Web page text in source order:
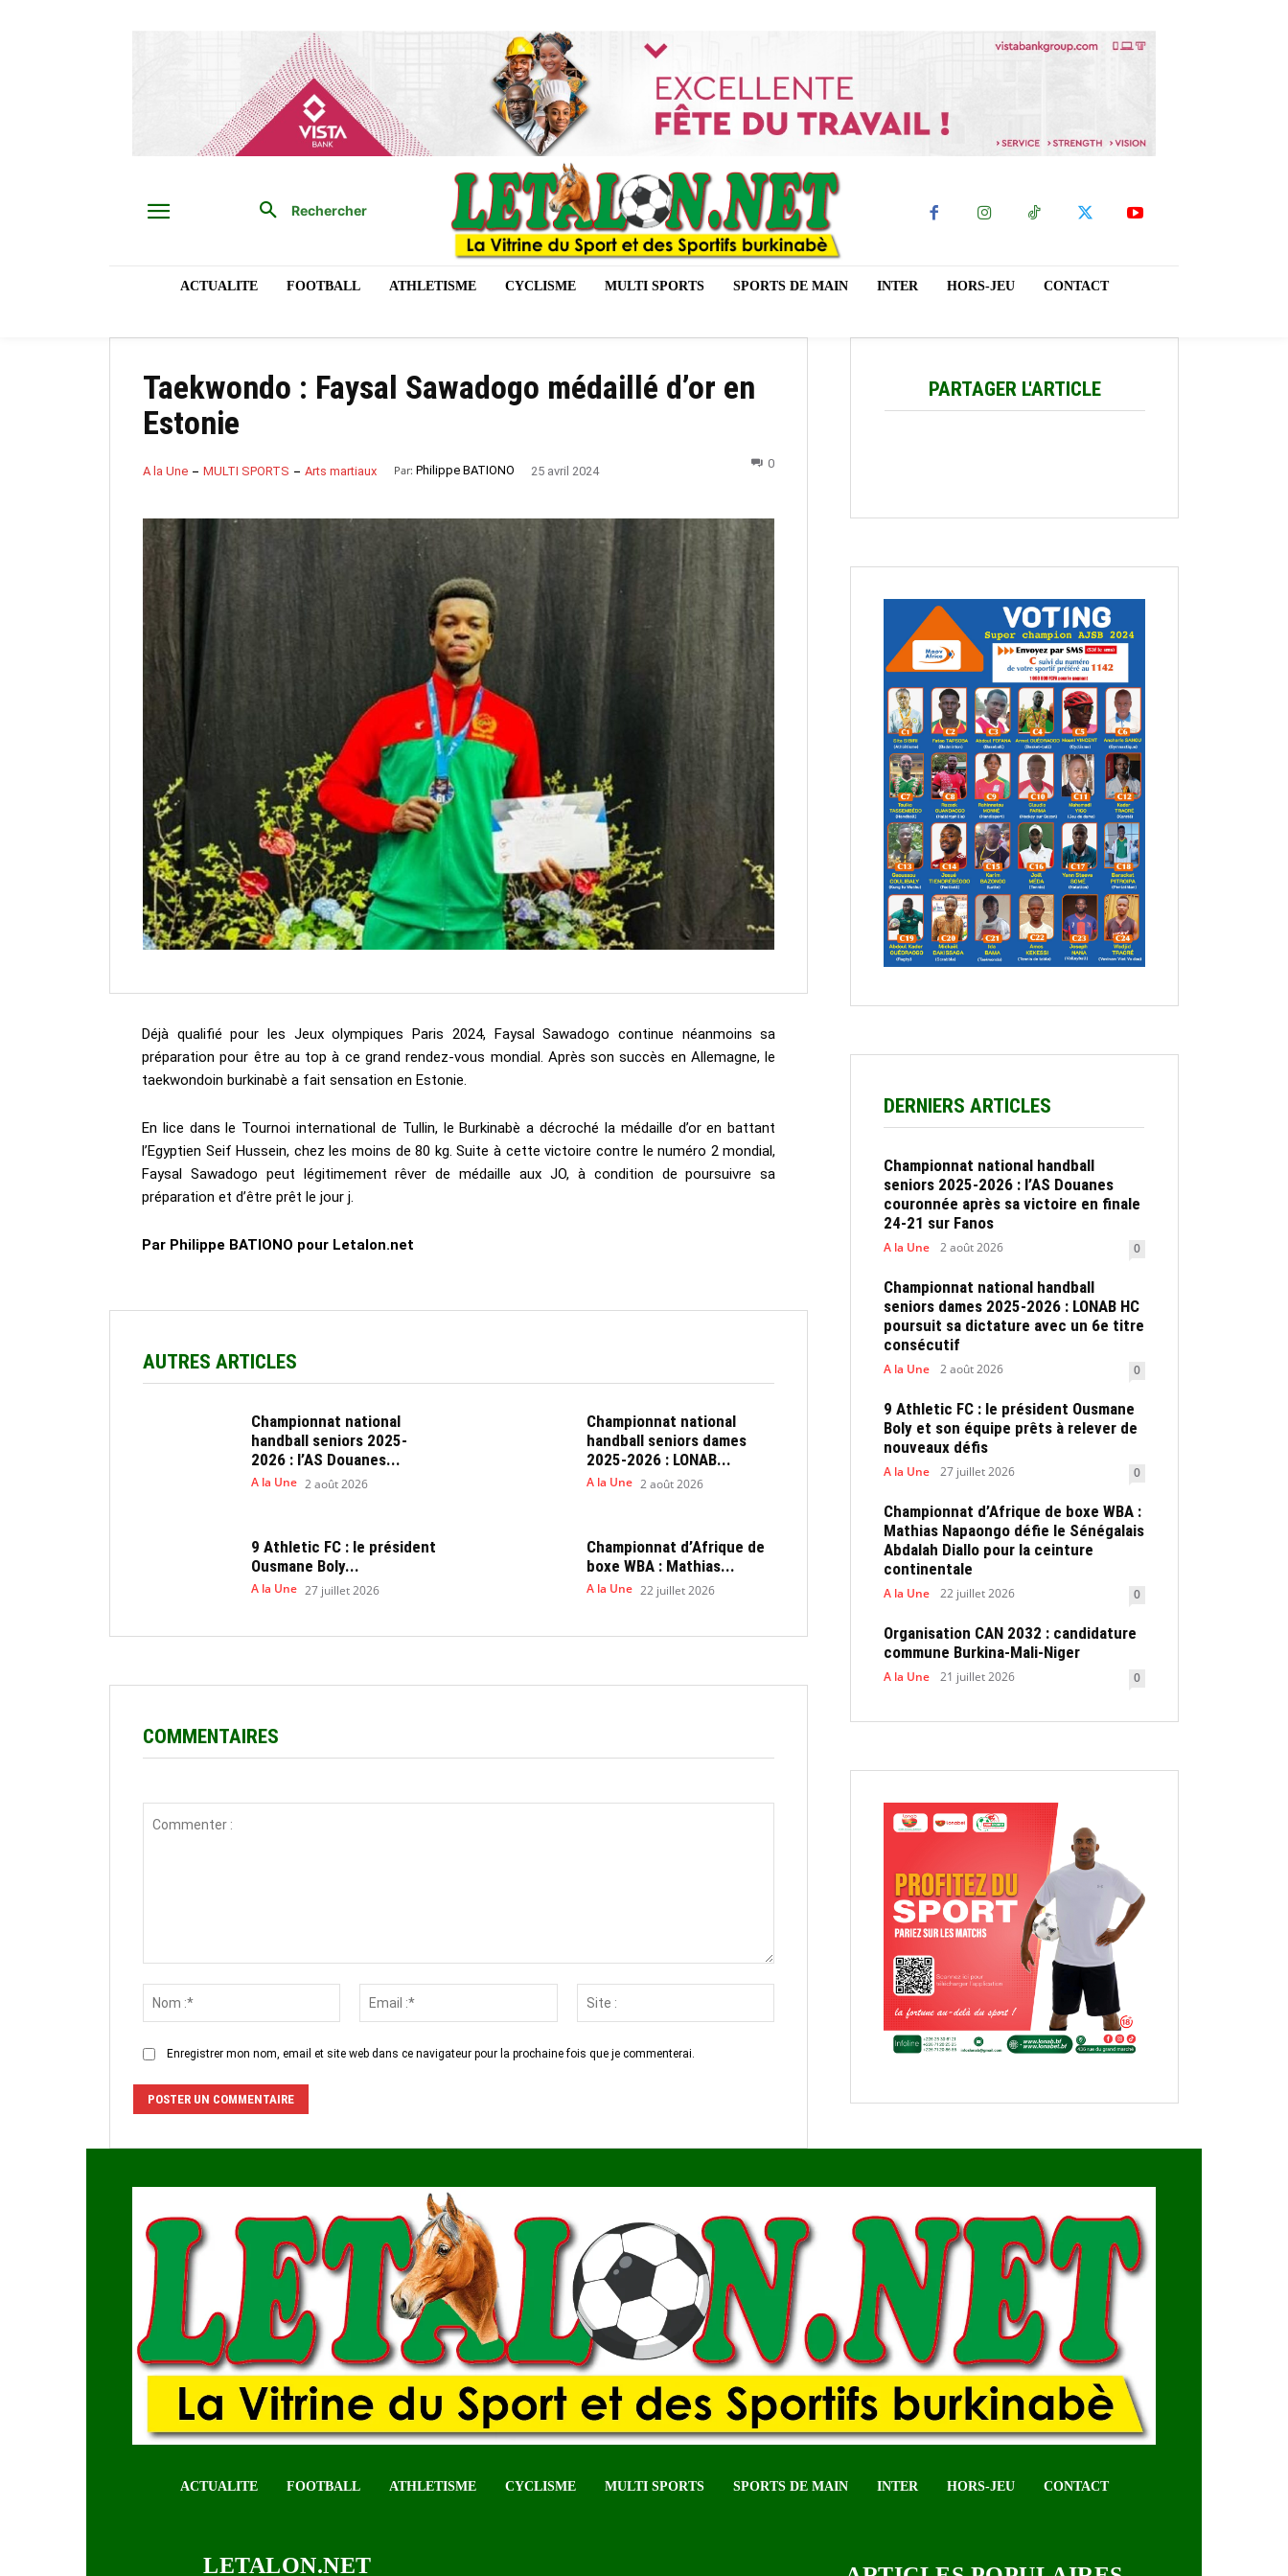
Rechercher
ACTUALITE FOOTBALL ATHLETISME CYCLISME MULTI SPORTS SPORTS DE MAIN INTER HORS-JEU CONTACT
Taekwondo : Faysal Sawadogo médaillé d’or en
Estonie
A la Une MULTI SPORTS Arts martiaux Par: Philippe BATIONO 25 avril 2024
0
Déjà qualifié pour les Jeux olympiques Paris 2024, Faysal Sawadogo continue néanmoins sa
préparation pour être au top à ce grand rendez-vous mondial. Après son succès en Allemagne, le
taekwondoin burkinabè a fait sensation en Estonie.
En lice dans le Tournoi international de Tullin, le Burkinabè a décroché la médaille d’or en battant
l’Egyptien Seif Hussein, chez les moins de 80 kg. Suite à cette victoire contre le numéro 2 mondial,
Faysal Sawadogo peut légitimement rêver de médaille aux JO, à condition de poursuivre sa
préparation et d’être prêt le jour j.
Par Philippe BATIONO pour Letalon.net
AUTRES ARTICLES
Championnat national
handball seniors 2025-
2026 : l’AS Douanes...
A la Une 2 août 2026
Championnat national
handball seniors dames
2025-2026 : LONAB...
A la Une 2 août 2026
9 Athletic FC : le président
Ousmane Boly...
A la Une 27 juillet 2026
Championnat d’Afrique de
boxe WBA : Mathias...
A la Une 22 juillet 2026
COMMENTAIRES
Enregistrer mon nom, email et site web dans ce navigateur pour la prochaine fois que je commenterai.
PARTAGER L'ARTICLE
DERNIERS ARTICLES
Championnat national handball
seniors 2025-2026 : l’AS Douanes
couronnée après sa victoire en finale
24-21 sur Fanos
A la Une 2 août 2026 0
Championnat national handball
seniors dames 2025-2026 : LONAB HC
poursuit sa dictature avec un 6e titre
consécutif
A la Une 2 août 2026 0
9 Athletic FC : le président Ousmane
Boly et son équipe prêts à relever de
nouveaux défis
A la Une 27 juillet 2026 0
Championnat d’Afrique de boxe WBA :
Mathias Napaongo défie le Sénégalais
Abdalah Diallo pour la ceinture
continentale
A la Une 22 juillet 2026 0
Organisation CAN 2032 : candidature
commune Burkina-Mali-Niger
A la Une 21 juillet 2026 0
ACTUALITE FOOTBALL ATHLETISME CYCLISME MULTI SPORTS SPORTS DE MAIN INTER HORS-JEU CONTACT
LETALON.NET